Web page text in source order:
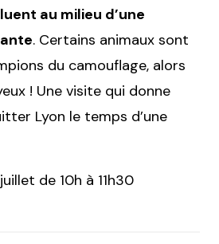
au milieu d’une
. Certains animaux sont
du camouflage, alors
! Une visite qui donne
Lyon le temps d’une
de 10h à 11h30